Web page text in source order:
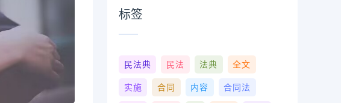
标签
民法典 民法 法典 全文
实施 合同 内容 合同法